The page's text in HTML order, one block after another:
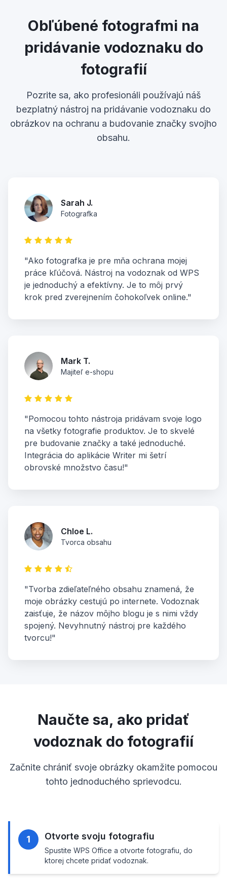
Obľúbené fotografmi na
pridávanie vodoznaku do
fotografií
Pozrite sa, ako profesionáli používajú náš
bezplatný nástroj na pridávanie vodoznaku do
obrázkov na ochranu a budovanie značky svojho
obsahu.
Sarah J.
Fotografka
"Ako fotografka je pre mňa ochrana mojej
práce kľúčová. Nástroj na vodoznak od WPS
je jednoduchý a efektívny. Je to môj prvý
krok pred zverejnením čohokoľvek online."
Mark T.
Majiteľ e-shopu
"Pomocou tohto nástroja pridávam svoje logo
na všetky fotografie produktov. Je to skvelé
pre budovanie značky a také jednoduché.
Integrácia do aplikácie Writer mi šetrí
obrovské množstvo času!"
Chloe L.
Tvorca obsahu
"Tvorba zdieľateľného obsahu znamená, že
moje obrázky cestujú po internete. Vodoznak
zaisťuje, že názov môjho blogu je s nimi vždy
spojený. Nevyhnutný nástroj pre každého
tvorcu!"
Naučte sa, ako pridať
vodoznak do fotografií
Začnite chrániť svoje obrázky okamžite pomocou
tohto jednoduchého sprievodcu.
1 Otvorte svoju fotografiu
Spustite WPS Office a otvorte fotografiu, do
ktorej chcete pridať vodoznak.